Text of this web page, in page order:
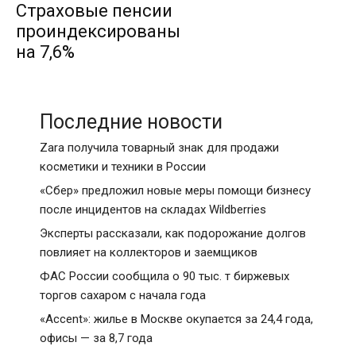
Страховые пенсии
проиндексированы
на 7,6%
Последние новости
Zara получила товарный знак для продажи
косметики и техники в России
«Сбер» предложил новые меры помощи бизнесу
после инцидентов на складах Wildberries
Эксперты рассказали, как подорожание долгов
повлияет на коллекторов и заемщиков
ФАС России сообщила о 90 тыс. т биржевых
торгов сахаром с начала года
«Accent»: жилье в Москве окупается за 24,4 года,
офисы — за 8,7 года